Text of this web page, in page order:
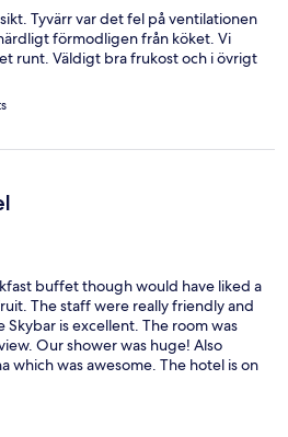
Tyvärr var det fel på ventilationen
förmodligen från köket. Vi
runt. Väldigt bra frukost och i övrigt
buffet though would have liked a
The staff were really friendly and
is excellent. The room was
Our shower was huge! Also
which was awesome. The hotel is on